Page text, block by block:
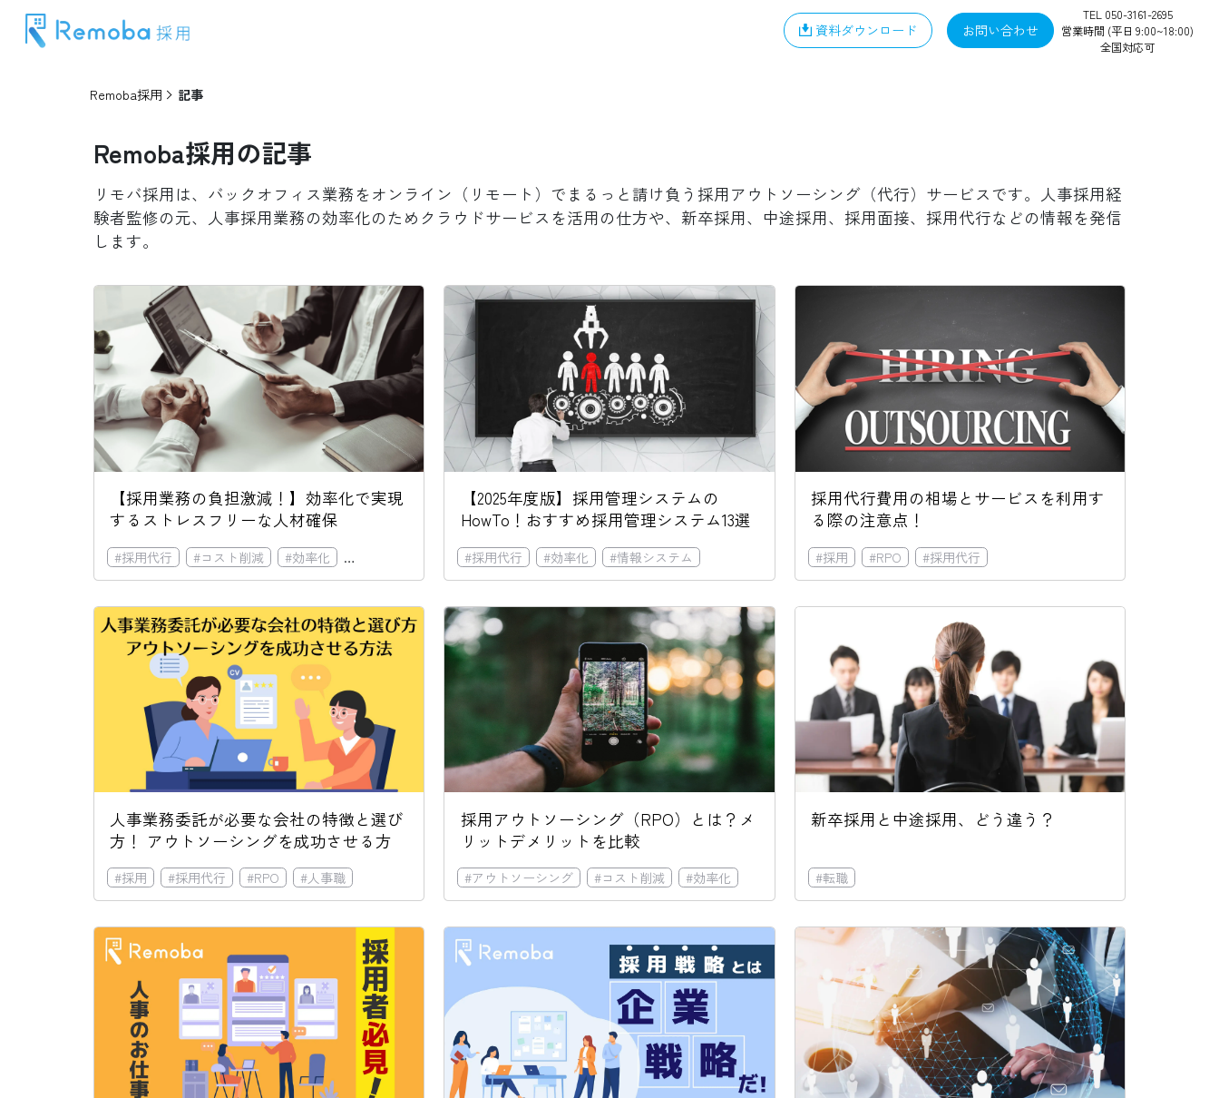
資料ダウンロード お問い合わせ
TEL 050-3161-2695
営業時間 (平日 9:00~18:00)
全国対応可
Remoba採用 記事
Remoba採用の記事
リモバ採用は、バックオフィス業務をオンライン（リモート）でまるっと請け負う採用アウトソーシング（代行）サービスです。人事採用経
験者監修の元、人事採用業務の効率化のためクラウドサービスを活用の仕方や、新卒採用、中途採用、採用面接、採用代行などの情報を発信
します。
【採用業務の負担激減！】効率化で実現
するストレスフリーな人材確保
#採用代行 #コスト削減 #効率化 # Remoba採用導入事例
【2025年度版】採用管理システムの
HowTo！おすすめ採用管理システム13選
#採用代行 #効率化 #情報システム
採用代行費用の相場とサービスを利用す
る際の注意点！
#採用 #RPO #採用代行
人事業務委託が必要な会社の特徴と選び
方！ アウトソーシングを成功させる方
法
#採用 #採用代行 #RPO #人事職
採用アウトソーシング（RPO）とは？メ
リットデメリットを比較
#アウトソーシング #コスト削減 #効率化
新卒採用と中途採用、どう違う？
#転職